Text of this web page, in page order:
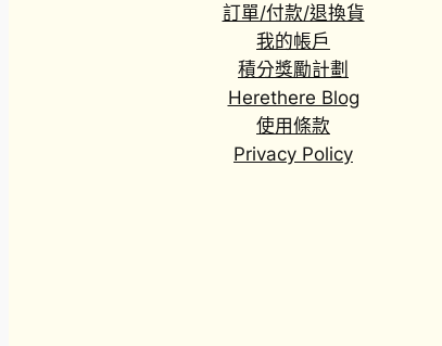
訂單/付款/退換貨
我的帳戶
積分獎勵計劃
Herethere Blog
使用條款
Privacy Policy